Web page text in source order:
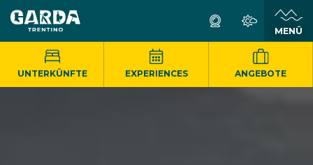
MENÜ
UNTERKÜNFTE EXPERIENCES ANGEBOTE